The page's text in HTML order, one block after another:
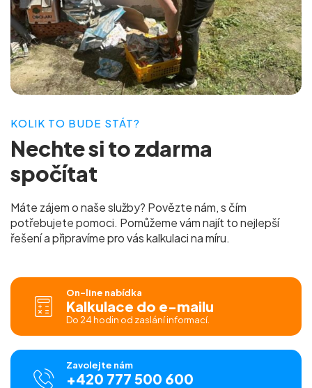
KOLIK TO BUDE STÁT?
Nechte si tozdarma
spočítat
Máte zájem o naše služby? Povězte nám, s čím
potřebujete pomoci. Pomůžeme vám najít to nejlepší
řešení a připravíme pro váskalkulaci na míru.
On-line nabídka
Kalkulace do e-mailu
Do 24 hodin od zaslání informací.
Zavolejte nám
+420 777 500 600